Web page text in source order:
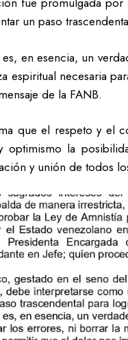
un paso
en esencia, un
espiritual necesaria
de la FANB.
que el respeto y el
optimismo la
y unión de todos